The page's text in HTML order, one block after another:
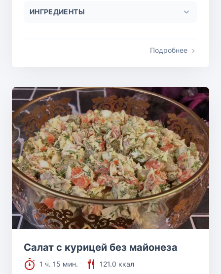
ИНГРЕДИЕНТЫ
Подробнее
Салат с курицей без майонеза
1 ч. 15 мин. 121.0 ккал